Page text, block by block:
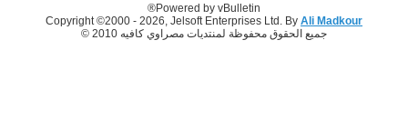
Powered by vBulletin®
Copyright ©2000 - 2026, Jelsoft Enterprises Ltd. By Ali Madkour
جميع الحقوق محفوظة لمنتديات مصراوي كافيه 2010 ©